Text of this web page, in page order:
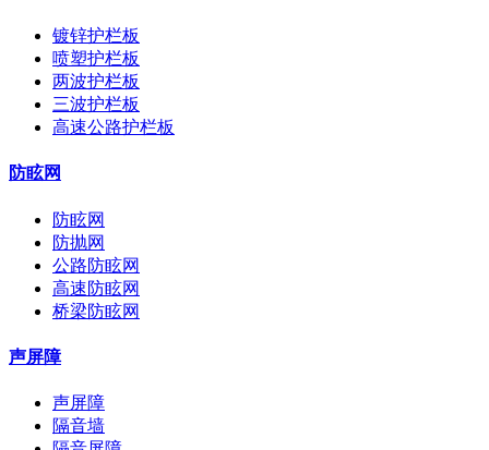
镀锌护栏板
喷塑护栏板
两波护栏板
三波护栏板
高速公路护栏板
防眩网
防眩网
防抛网
公路防眩网
高速防眩网
桥梁防眩网
声屏障
声屏障
隔音墙